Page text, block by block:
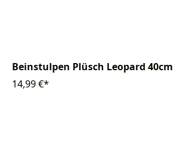
Beinstulpen Plüsch Leopard 40cm
14,99 €*